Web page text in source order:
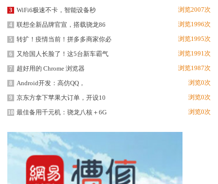
3 WiFi6极速不卡，智能设备秒 浏览2007次
4 联想全新品牌官宣，搭载骁龙86 浏览1996次
5 转扩！疫情当前！拼多多商家你必 浏览1995次
6 又给国人长脸了！这5台新车霸气 浏览1991次
7 超好用的 Chrome 浏览器 浏览1987次
8 Android开发：高仿QQ， 浏览0次
9 京东方拿下苹果大订单，开设10 浏览0次
10 最佳备用千元机：骁龙八核＋6G 浏览0次